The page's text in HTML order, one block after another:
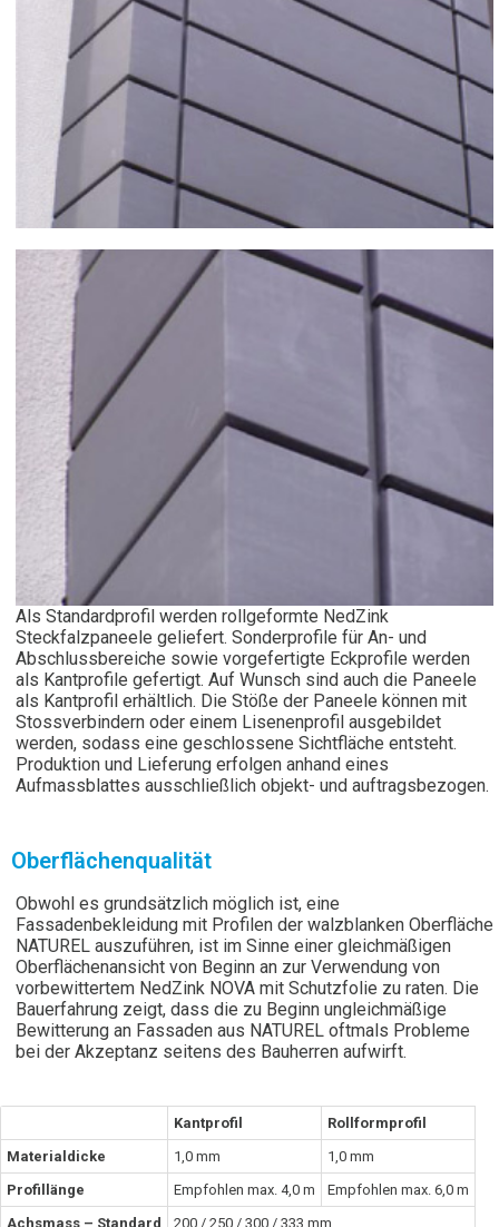
Als Standardprofil werden rollgeformte NedZink
Steckfalzpaneele geliefert. Sonderprofile für An- und
Abschlussbereiche sowie vorgefertigte Eckprofile werden
als Kantprofile gefertigt. Auf Wunsch sind auch die Paneele
als Kantprofil erhältlich. Die Stöße der Paneele können mit
Stossverbindern oder einem Lisenenprofil ausgebildet
werden, sodass eine geschlossene Sichtfläche entsteht.
Produktion und Lieferung erfolgen anhand eines
Aufmassblattes ausschließlich objekt- und auftragsbezogen.
Oberflächenqualität
Obwohl es grundsätzlich möglich ist, eine
Fassadenbekleidung mit Profilen der walzblanken Oberfläche
NATUREL auszuführen, ist im Sinne einer gleichmäßigen
Oberflächenansicht von Beginn an zur Verwendung von
vorbewittertem NedZink NOVA mit Schutzfolie zu raten. Die
Bauerfahrung zeigt, dass die zu Beginn ungleichmäßige
Bewitterung an Fassaden aus NATUREL oftmals Probleme
bei der Akzeptanz seitens des Bauherren aufwirft.
Kantprofil
Rollformprofil
Materialdicke
1,0 mm
1,0 mm
Profillänge
Empfohlen max. 4,0 m
Empfohlen max. 6,0 m
Achsmass – Standard
200 / 250 / 300 / 333 mm